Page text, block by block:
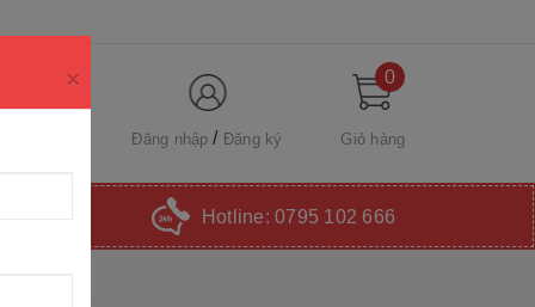
Đăng nhập Đăng ký
0
Giỏ hàng
Hotline: 0795 102 666
×